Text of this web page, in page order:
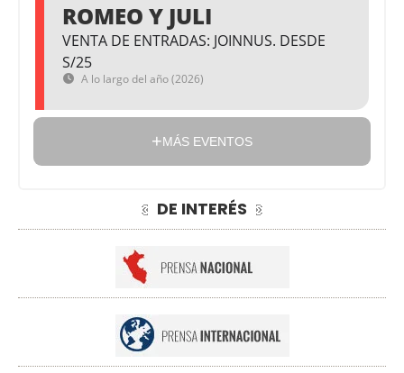
ROMEO Y JULI
VENTA DE ENTRADAS: JOINNUS. DESDE
S/25
A lo largo del año (2026)
MÁS EVENTOS
DE INTERÉS